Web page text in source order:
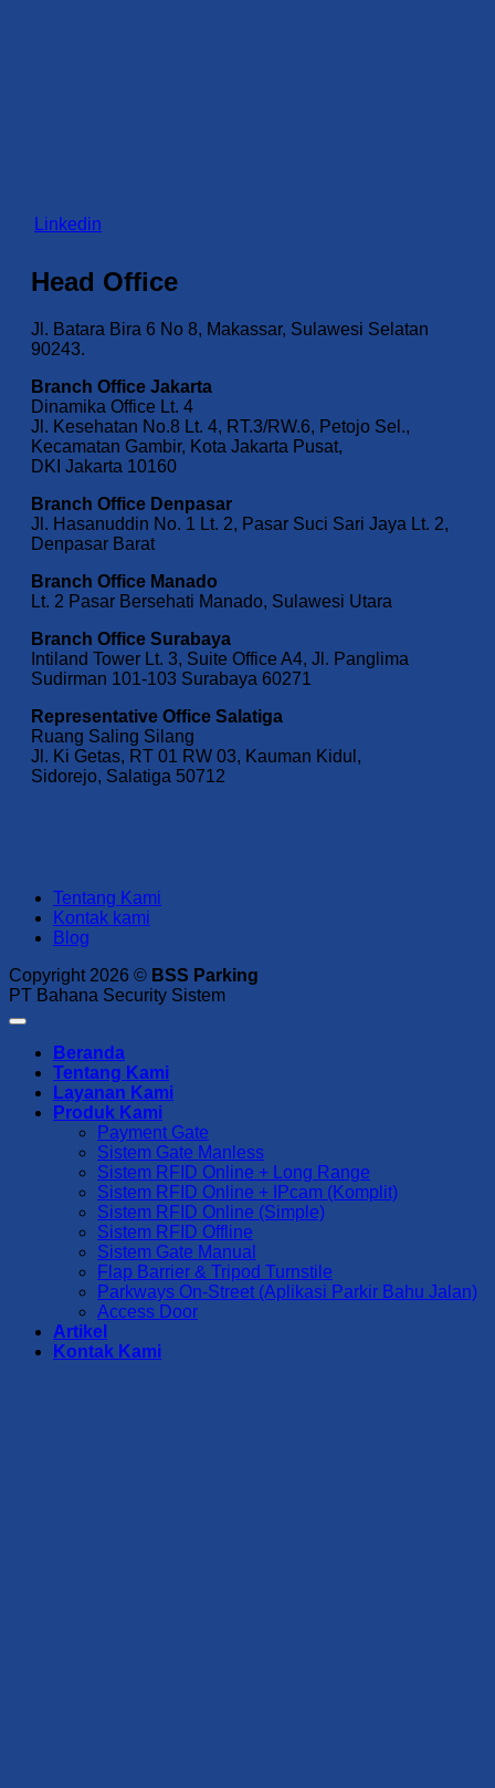
Linkedin
Head Office
Jl. Batara Bira 6 No 8, Makassar, Sulawesi Selatan
90243.
Branch Office Jakarta
Dinamika Office Lt. 4
Jl. Kesehatan No.8 Lt. 4, RT.3/RW.6, Petojo Sel.,
Kecamatan Gambir, Kota Jakarta Pusat,
DKI Jakarta 10160
Branch Office Denpasar
Jl. Hasanuddin No. 1 Lt. 2, Pasar Suci Sari Jaya Lt. 2,
Denpasar Barat
Branch Office Manado
Lt. 2 Pasar Bersehati Manado, Sulawesi Utara
Branch Office Surabaya
Intiland Tower Lt. 3, Suite Office A4, Jl. Panglima
Sudirman 101-103 Surabaya 60271
Representative Office Salatiga
Ruang Saling Silang
Jl. Ki Getas, RT 01 RW 03, Kauman Kidul,
Sidorejo, Salatiga 50712
Tentang Kami
Kontak kami
Blog
Copyright 2026 © BSS Parking
PT Bahana Security Sistem
Beranda
Tentang Kami
Layanan Kami
Produk Kami
Payment Gate
Sistem Gate Manless
Sistem RFID Online + Long Range
Sistem RFID Online + IPcam (Komplit)
Sistem RFID Online (Simple)
Sistem RFID Offline
Sistem Gate Manual
Flap Barrier & Tripod Turnstile
Parkways On-Street (Aplikasi Parkir Bahu Jalan)
Access Door
Artikel
Kontak Kami